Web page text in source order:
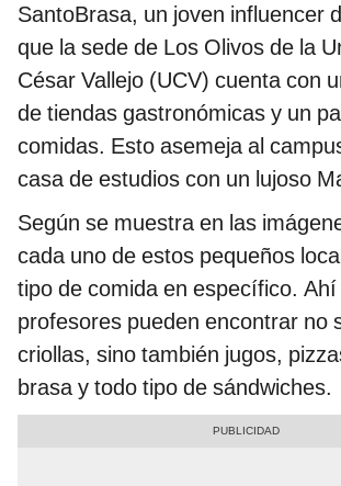
SantoBrasa, un joven influencer
que la sede de Los Olivos de la
César Vallejo (UCV) cuenta con
de tiendas gastronómicas y un
comidas. Esto asemeja al
casa de estudios con un lujoso
Según se muestra en las
cada uno de estos pequeños
tipo de comida en específico.
profesores pueden encontrar no
criollas, sino también jugos,
brasa y todo tipo de sándwiches.